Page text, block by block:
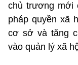
chủ trương mới
pháp quyền xã
cơ sở và tăng
vào quản lý xã